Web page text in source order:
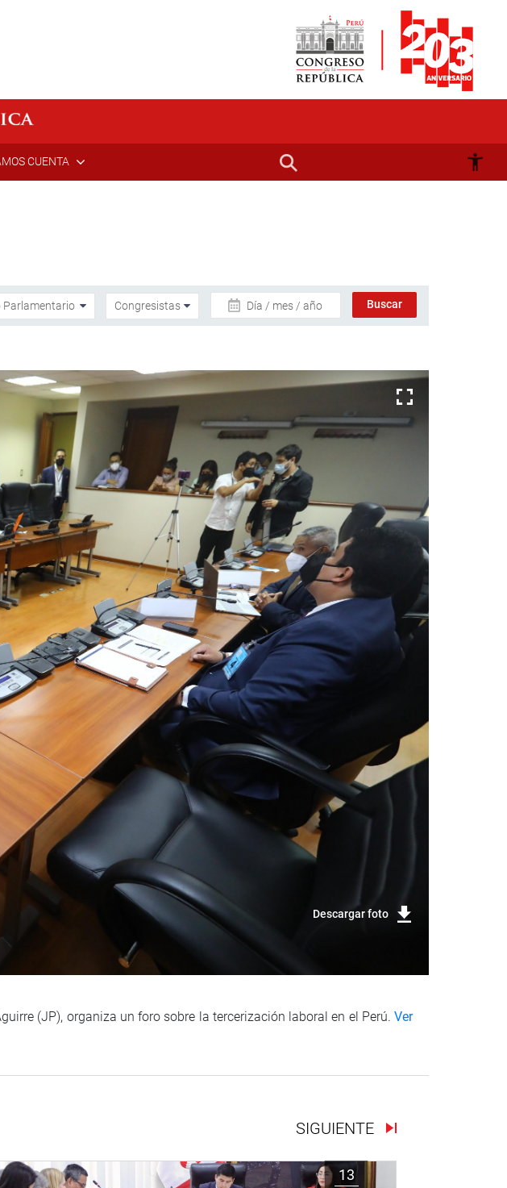
CUENTA
Día / mes / año
Descargar foto
(JP), organiza un foro sobre la tercerización laboral en el Perú. Ver
SIGUIENTE
13